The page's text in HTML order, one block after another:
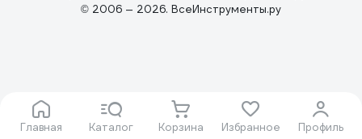
Главная Каталог Корзина Избранное Профиль
© 2006 — 2026. ВсеИнструменты.ру